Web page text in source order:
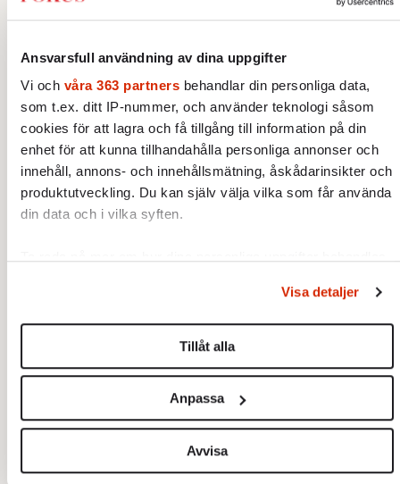
Ansvarsfull användning av dina uppgifter
Vi och våra 363 partners behandlar din personliga data,
som t.ex. ditt IP-nummer, och använder teknologi såsom
cookies för att lagra och få tillgång till information på din
enhet för att kunna tillhandahålla personliga annonser och
innehåll, annons- och innehållsmätning, åskådarinsikter och
produktutveckling. Du kan själv välja vilka som får använda
din data och i vilka syften.
ändra eller dra tillbaka ditt samtycke när som helst från
cookie-förklaringen.
Vi använder enhetsidentifierare för att anpassa innehållet
sociala medier och analysera vår trafik. Vi vidarebefordrar
även sådana identifierare och annan information från din
enhet till de sociala medier och annons- och analysföretag
som vi samarbetar med. Dessa kan i sin tur kombinera
Visa detaljer
Tillåt alla
Anpassa
Avvisa
oktober 1945 skedde det mot bakgrund av det
nyligen avslutade världskriget.
Förhoppningarna var stora om att en
sammanslutning av världens alla länder
skulle kunna avvärja nya konflikter av den
magnituden. FN skulle främja kollektiv
säkerhet och internationellt samarbete.